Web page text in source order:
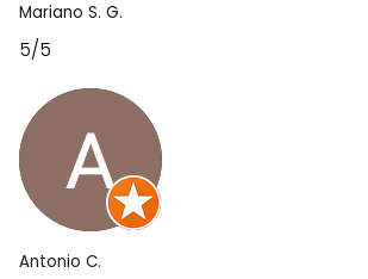
Mariano S. G.
5/5
Antonio C.